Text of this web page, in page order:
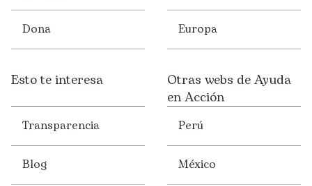
Dona Europa
Esto te interesa
Transparencia
Blog
Otras webs de Ayuda
en Acción
Perú
México